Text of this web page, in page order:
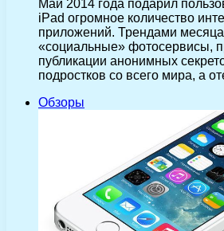
Май 2014 года подарил
iPad огромное количество
приложений. Трендами
«социальные» фотосервисы,
публикации анонимных
подростков со всего мира, а
Обзоры